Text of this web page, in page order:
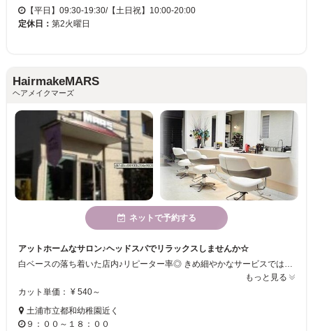
【平日】09:30-19:30/【土日祝】10:00-20:00
定休日： 第2火曜日
HairmakeMARS
ヘアメイクマーズ
ネットで予約する
アットホームなサロン♪ヘッドスパでリラックスしませんか☆
白ベースの落ち着いた店内♪リピーター率◎ きめ細やかなサービスではどこにも負けません！ オススメのヘッドスパをぜひ試していってください★
もっと見る
カット単価： ¥ 540～
土浦市立都和幼稚園近く
９：００～１８：００